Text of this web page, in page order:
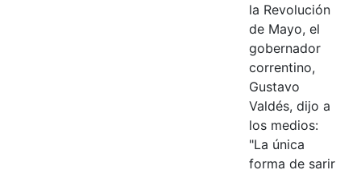
la Revolución
de Mayo, el
gobernador
correntino,
Gustavo
Valdés, dijo a
los medios:
"La única
forma de sarir